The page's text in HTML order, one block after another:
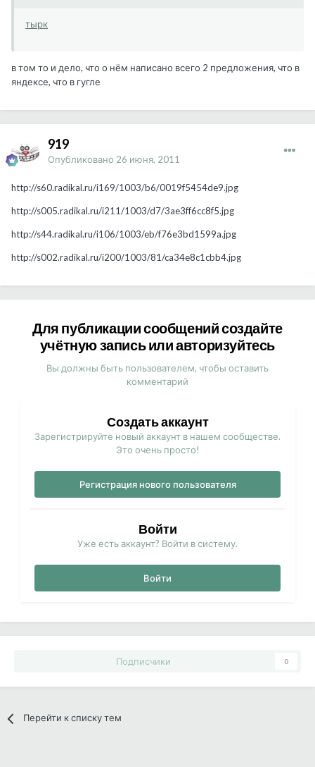
тырк
в том то и дело, что о нём написано всего 2 предложения, что в
яндексе, что в гугле
919
Опубликовано 26 июня, 2011
http://s60.radikal.ru/i169/1003/b6/0019f5454de9.jpg
http://s005.radikal.ru/i211/1003/d7/3ae3ff6cc8f5.jpg
http://s44.radikal.ru/i106/1003/eb/f76e3bd1599a.jpg
http://s002.radikal.ru/i200/1003/81/ca34e8c1cbb4.jpg
Для публикации сообщений создайте
учётную запись или авторизуйтесь
Вы должны быть пользователем, чтобы оставить
комментарий
Создать аккаунт
Зарегистрируйте новый аккаунт в нашем сообществе.
Это очень просто!
Регистрация нового пользователя
Войти
Уже есть аккаунт? Войти в систему.
Войти
Подписчики 0
Перейти к списку тем